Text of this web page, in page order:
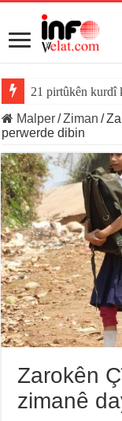
21 pirtûkên kurdî
Malper/Ziman /
perwerde dibin
Zarokên
zimanê